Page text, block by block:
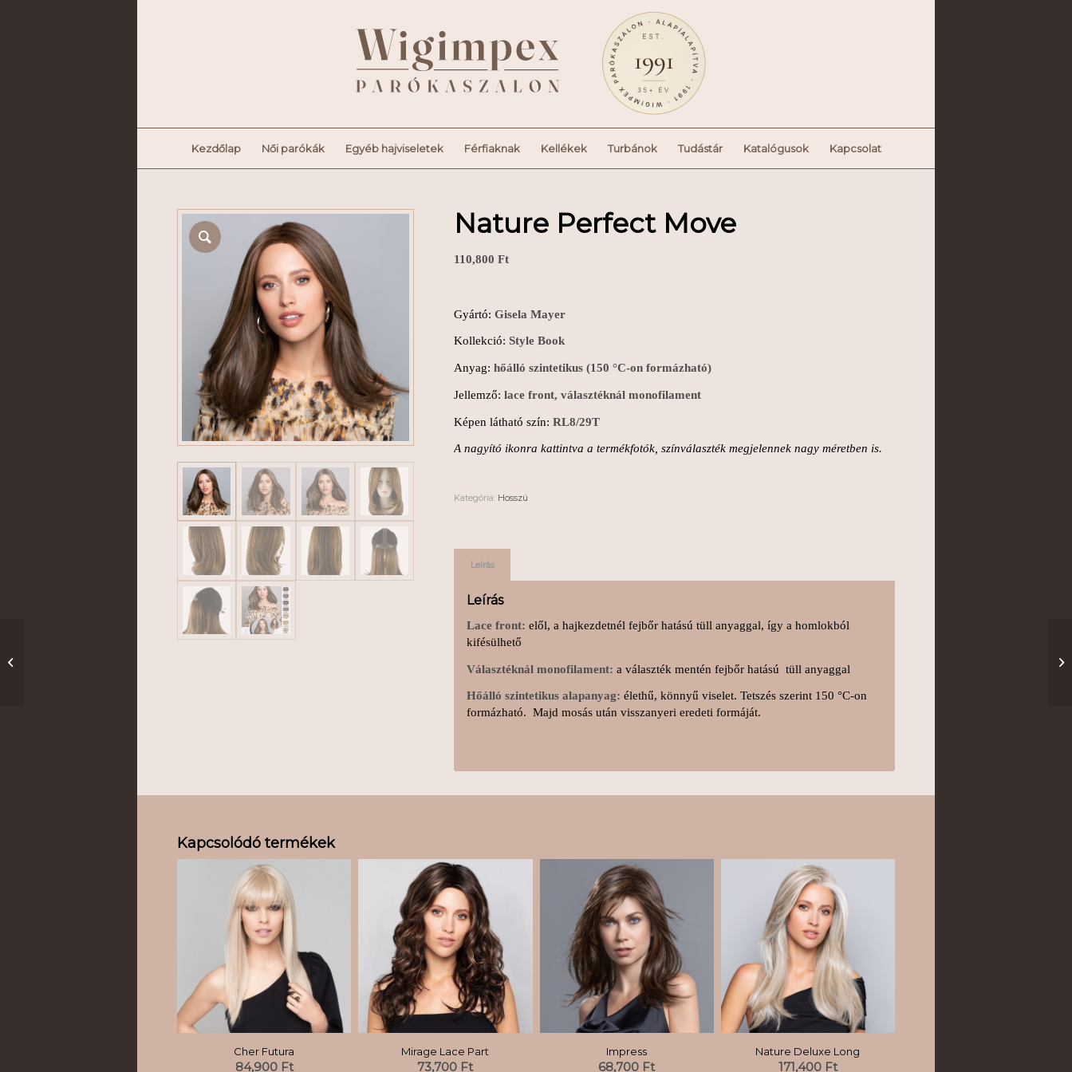
Kezdőlap Női parókák Egyéb hajviseletek Férfiaknak Kellékek Turbánok Tudástár Katalógusok Kapcsolat
Nature Perfect Move
110,800 Ft
Gyártó: Gisela Mayer
Kollekció: Style Book
Anyag: hőálló szintetikus (150 °C-on formázható)
Jellemző: lace front, választéknál monofilament
Képen látható szín: RL8/29T
A nagyító ikonra kattintva a termékfotók, színválaszték megjelennek nagy méretben is.
Kategória: Hosszú
Leírás
Leírás
Lace front: elől, a hajkezdetnél fejbőr hatású tüll anyaggal, így a homlokból
kifésülhető
Választéknál monofilament: a választék mentén fejbőr hatású tüll anyaggal
Hőálló szintetikus alapanyag: élethű, könnyű viselet. Tetszés szerint 150 °C-on
formázható. Majd mosás után visszanyeri eredeti formáját.
Kapcsolódó termékek
Cher Futura
84,900 Ft
Mirage Lace Part
73,700 Ft
Impress
68,700 Ft
Nature Deluxe Long
171,400 Ft